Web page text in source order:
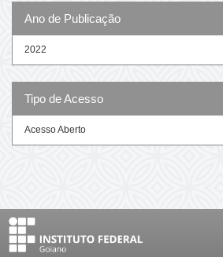
Ano de Publicação
2022
Tipo de Acesso
Acesso Aberto